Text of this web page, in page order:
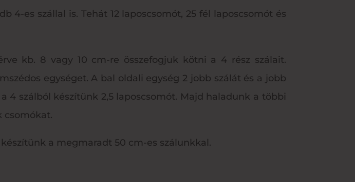
es szállal is. Tehát 12 laposcsomót, 25 fél laposcsomót és
kb. 8 vagy 10 cm-re összefogjuk kötni a 4 rész szálait.
egységet. A bal oldali egység 2 jobb szálát és a jobb
4 szálból készítünk 2,5 laposcsomót. Majd haladunk a többi
csomókat.
a megmaradt 50 cm-es szálunkkal.